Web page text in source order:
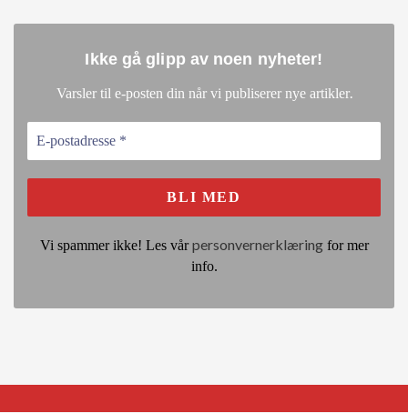
Ikke gå glipp av noen nyheter!
Varsler til e-posten din når vi publiserer nye artikler.
Vi spammer ikke! Les vårpersonvernerklæringfor mer
info.